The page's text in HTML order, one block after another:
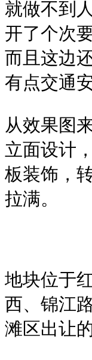
就做不到
开了个次
而且这边
有点交通
从效果图
立面设计
板装饰，
拉满。
地块位于
西、锦江
滩区出让